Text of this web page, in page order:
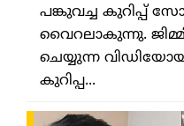
പങ്കുവച്ച കുറിപ്പ്
വൈറലാകുന്നു.
ചെയ്യുന്ന
കുറിപ്പ...